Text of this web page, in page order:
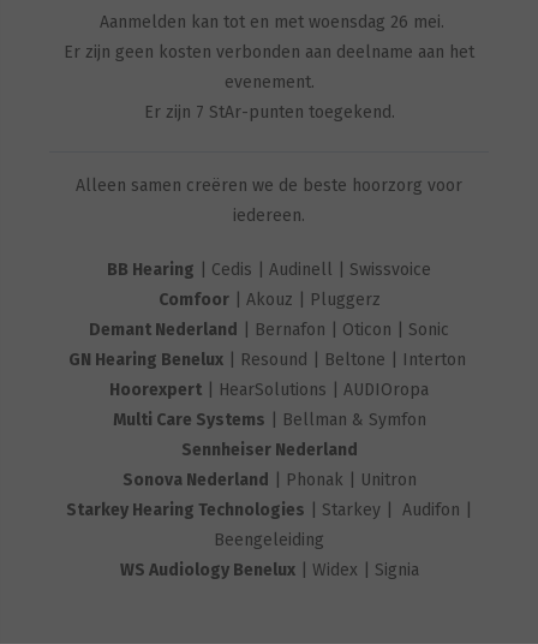
Aanmelden kan tot en met woensdag 26 mei.
Er zijn geen kosten verbonden aan deelname aan het
evenement.
Er zijn 7 StAr-punten toegekend.
Alleen samen creëren we de beste hoorzorg voor
iedereen.
BB Hearing | Cedis | Audinell | Swissvoice
Comfoor| Akouz | Pluggerz
Demant Nederland
| Bernafon | Oticon | Sonic
GN Hearing Benelux| Resound | Beltone | Interton
Hoorexpert | HearSolutions | AUDIOropa
Multi Care Systems | Bellman & Symfon
Sennheiser Nederland
Sonova Nederland
| Phonak | Unitron
Starkey Hearing Technologies | Starkey | Audifon |
Beengeleiding
WS Audiology Benelux| Widex | Signia